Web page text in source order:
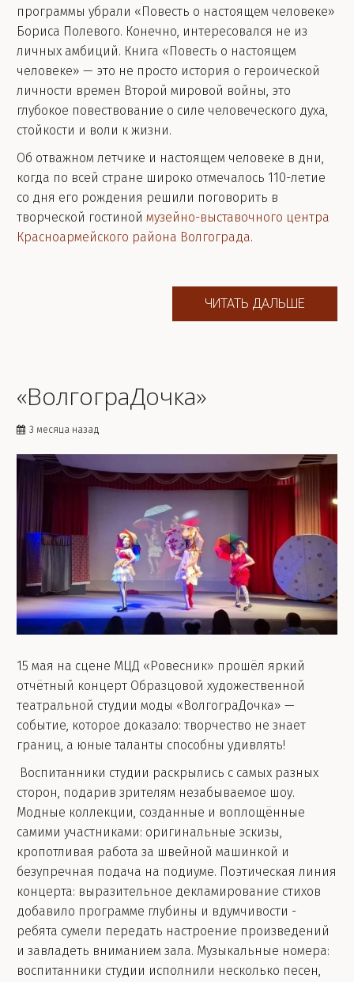
программы убрали «Повесть о настоящем человеке»
Бориса Полевого. Конечно, интересовался не из
личных амбиций. Книга «Повесть о настоящем
человеке» — это не просто история о героической
личности времен Второй мировой войны, это
глубокое повествование о силе человеческого духа,
стойкости и воли к жизни.
Об отважном летчике и настоящем человеке в дни,
когда по всей стране широко отмечалось 110-летие
со дня его рождения решили поговорить в
творческой гостиной музейно-выставочного центра
Красноармейского района Волгограда.
ЧИТАТЬ ДАЛЬШЕ
«ВолгограДочка»
3 месяца назад
15 мая на сцене МЦД «Ровесник» прошёл яркий
отчётный концерт Образцовой художественной
театральной студии моды «ВолгограДочка» —
событие, которое доказало: творчество не знает
границ, а юные таланты способны удивлять!
Воспитанники студии раскрылись с самых разных
сторон, подарив зрителям незабываемое шоу.
Модные коллекции, созданные и воплощённые
самими участниками: оригинальные эскизы,
кропотливая работа за швейной машинкой и
безупречная подача на подиуме. Поэтическая линия
концерта: выразительное декламирование стихов
добавило программе глубины и вдумчивости -
ребята сумели передать настроение произведений
и завладеть вниманием зала. Музыкальные номера:
воспитанники студии исполнили несколько песен,